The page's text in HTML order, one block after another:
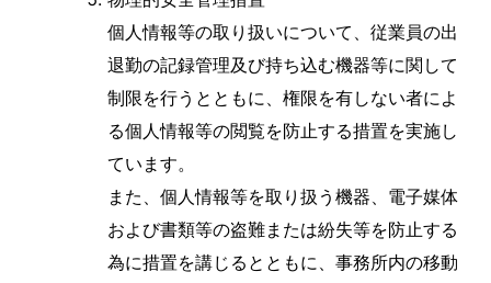
個人情報等の取り扱いについて、従業員の出
退勤の記録管理及び持ち込む機器等に関して
制限を行うとともに、権限を有しない者によ
る個人情報等の閲覧を防止する措置を実施し
ています。
また、個人情報等を取り扱う機器、電子媒体
および書類等の盗難または紛失等を防止する
為に措置を講じるとともに、事務所内の移動